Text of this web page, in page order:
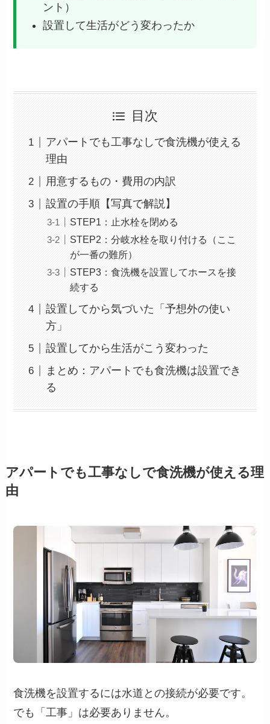
ント）
設置して生活がどう変わったか
目次
アパートでも工事なしで食洗機が使える
理由
用意するもの・費用の内訳
設置の手順【写真で解説】
STEP1：止水栓を閉める
STEP2：分岐水栓を取り付ける（ここ
が一番の難所）
STEP3：食洗機を設置してホースを接
続する
設置してから気づいた「予想外の使い
方」
設置してから生活がこう変わった
まとめ：アパートでも食洗機は設置でき
る
アパートでも工事なしで食洗機が使える理
由
食洗機を設置するには水道との接続が必要です。
でも「工事」は必要ありません。